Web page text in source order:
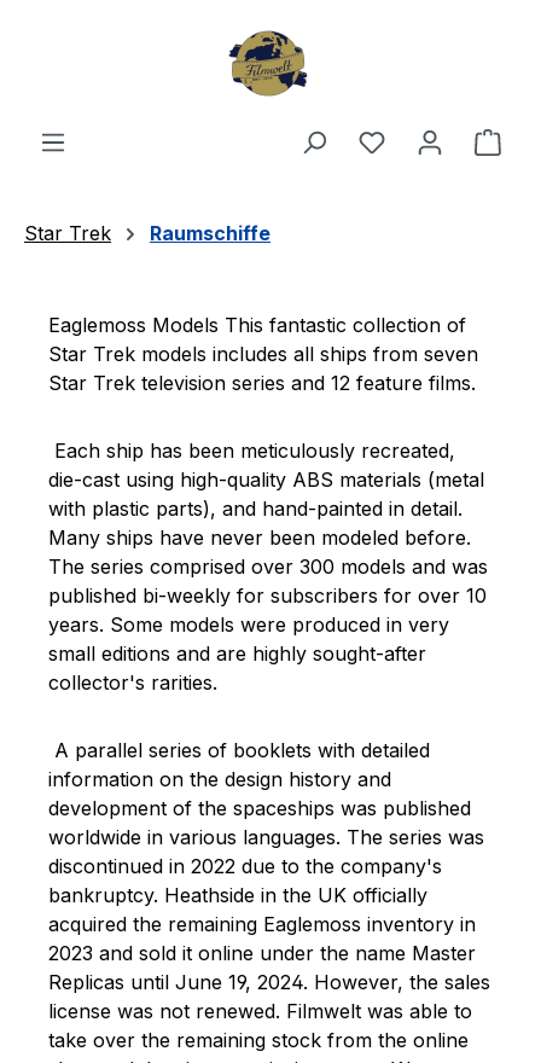
Du hast 0
Star Trek Raumschiffe
Eaglemoss Models This fantastic collection of
Star Trek models includes all ships from seven
Star Trek television series and 12 feature films.
Each ship has been meticulously recreated,
die-cast using high-quality ABS materials (metal
with plastic parts), and hand-painted in detail.
Many ships have never been modeled before.
The series comprised over 300 models and was
published bi-weekly for subscribers for over 10
years. Some models were produced in very
small editions and are highly sought-after
collector's rarities.
A parallel series of booklets with detailed
information on the design history and
development of the spaceships was published
worldwide in various languages. The series was
discontinued in 2022 due to the company's
bankruptcy. Heathside in the UK officially
acquired the remaining Eaglemoss inventory in
2023 and sold it online under the name Master
Replicas until June 19, 2024. However, the sales
license was not renewed. Filmwelt was able to
take over the remaining stock from the online